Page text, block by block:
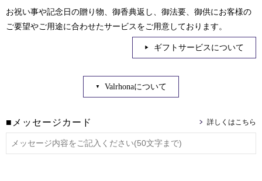
お祝い事や記念日の贈り物、御香典返し、御法要、御供にお客様の
ご要望やご用途に合わせたサービスをご用意しております。
ギフトサービスについて
Valrhonaについて
■メッセージカード